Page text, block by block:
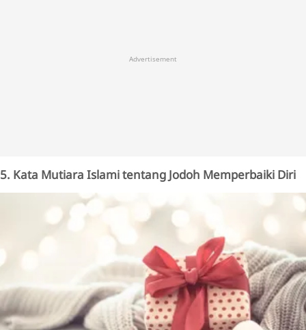
Advertisement
5. Kata Mutiara Islami tentang Jodoh Memperbaiki Diri